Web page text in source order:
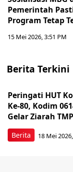
Pemerintah
Program Tetap
15 Mei 2026, 3:51 PM
Berita Terkini
Berita
Peringati HUT
Ke-80, Kodim
Gelar Ziarah
18 Mei